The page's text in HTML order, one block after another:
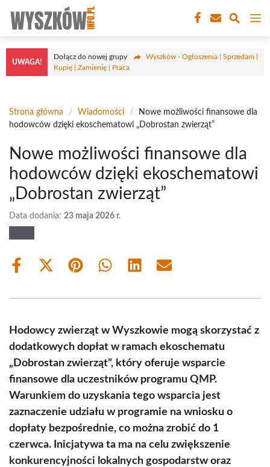
treści
UWAGA!
Dołącz do nowej grupy
Wyszków - Ogłoszenia | Sprzedam |
Kupię | Zamienię | Praca
Strona główna / Wiadomości /
Nowe możliwości finansowe dla
hodowców dzięki ekoschematowi „Dobrostan zwierząt”
Nowe możliwości finansowe dla
hodowców dzięki ekoschematowi
„Dobrostan zwierząt”
Data dodania: 23 maja 2026 r.
Share
Share
(Twitter)
Share Share Share Share
Hodowcy zwierząt w Wyszkowie mogą skorzystać z
dodatkowych dopłat w ramach ekoschematu
„Dobrostan zwierząt”, który oferuje wsparcie
finansowe dla uczestników programu QMP.
Warunkiem do uzyskania tego wsparcia jest
zaznaczenie udziału w programie na wniosku o
dopłaty bezpośrednie, co można zrobić do 1
czerwca. Inicjatywa ta ma na celu zwiększenie
konkurencyjności lokalnych gospodarstw oraz